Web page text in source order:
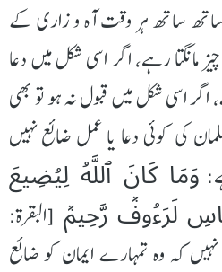
ساتھ ہر وقت آہ و زاری کے
مانگتا رہے، اگر اسی شکل میں دعا
اسی شکل میں قبول نہ ہو تو بھی
کی کوئی دعا یا عمل ضائع نہیں
وَمَا كَانَ ٱللَّهُ ‌لِيُضِيعَ
لَرَءُوفٞ رَّحِيمٞ [البقرة:
نہیں کہ وہ تمہارے ایمان کو ضائع